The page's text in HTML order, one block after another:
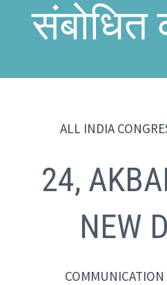
संबोधित
ALL INDIA
24,
NEW